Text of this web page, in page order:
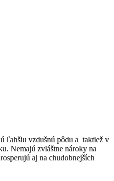
ľahšiu vzdušnú pôdu a taktiež v
Nemajú zvláštne nároky na
aj na chudobnejších